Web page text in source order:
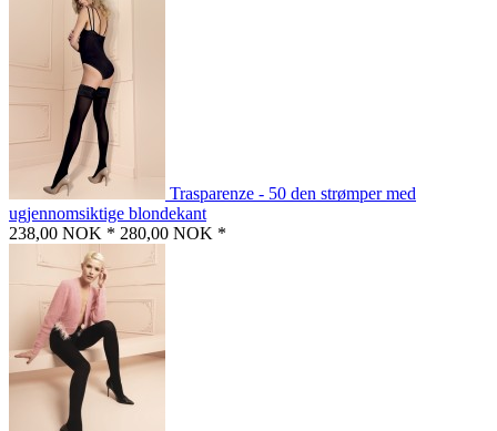
Trasparenze - 50 den strømper med
ugjennomsiktige blondekant
238,00 NOK * 280,00 NOK *